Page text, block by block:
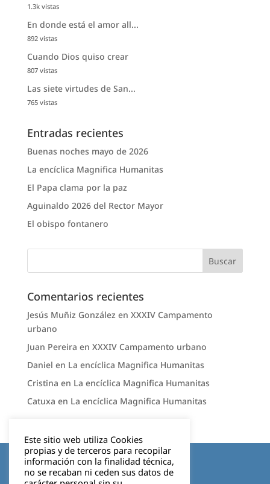
1.3k vistas
En donde está el amor all...
892 vistas
Cuando Dios quiso crear
807 vistas
Las siete virtudes de San...
765 vistas
Entradas recientes
Buenas noches mayo de 2026
La encíclica Magnifica Humanitas
El Papa clama por la paz
Aguinaldo 2026 del Rector Mayor
El obispo fontanero
Comentarios recientes
Jesús Muñiz González en XXXIV Campamento
urbano
Juan Pereira en XXXIV Campamento urbano
Daniel en La encíclica Magnifica Humanitas
Cristina en La encíclica Magnifica Humanitas
Catuxa en La encíclica Magnifica Humanitas
Aviso legal
Este sitio web utiliza Cookies
propias y de terceros para recopilar
información con la finalidad técnica,
no se recaban ni ceden sus datos de